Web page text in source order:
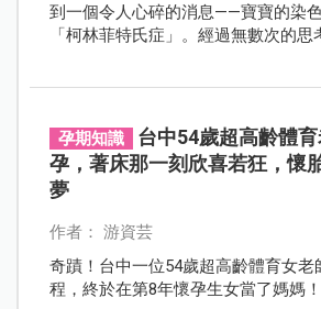
到一個令人心碎的消息——寶寶的染
「柯林菲特氏症」。經過無數次的
孕期知識
台中54歲超高齡體
孕，著床那一刻欣喜若狂，懷
夢
作者： 游資芸
奇蹟！台中一位54歲超高齡體育女老
程，終於在第8年懷孕生女當了媽媽！